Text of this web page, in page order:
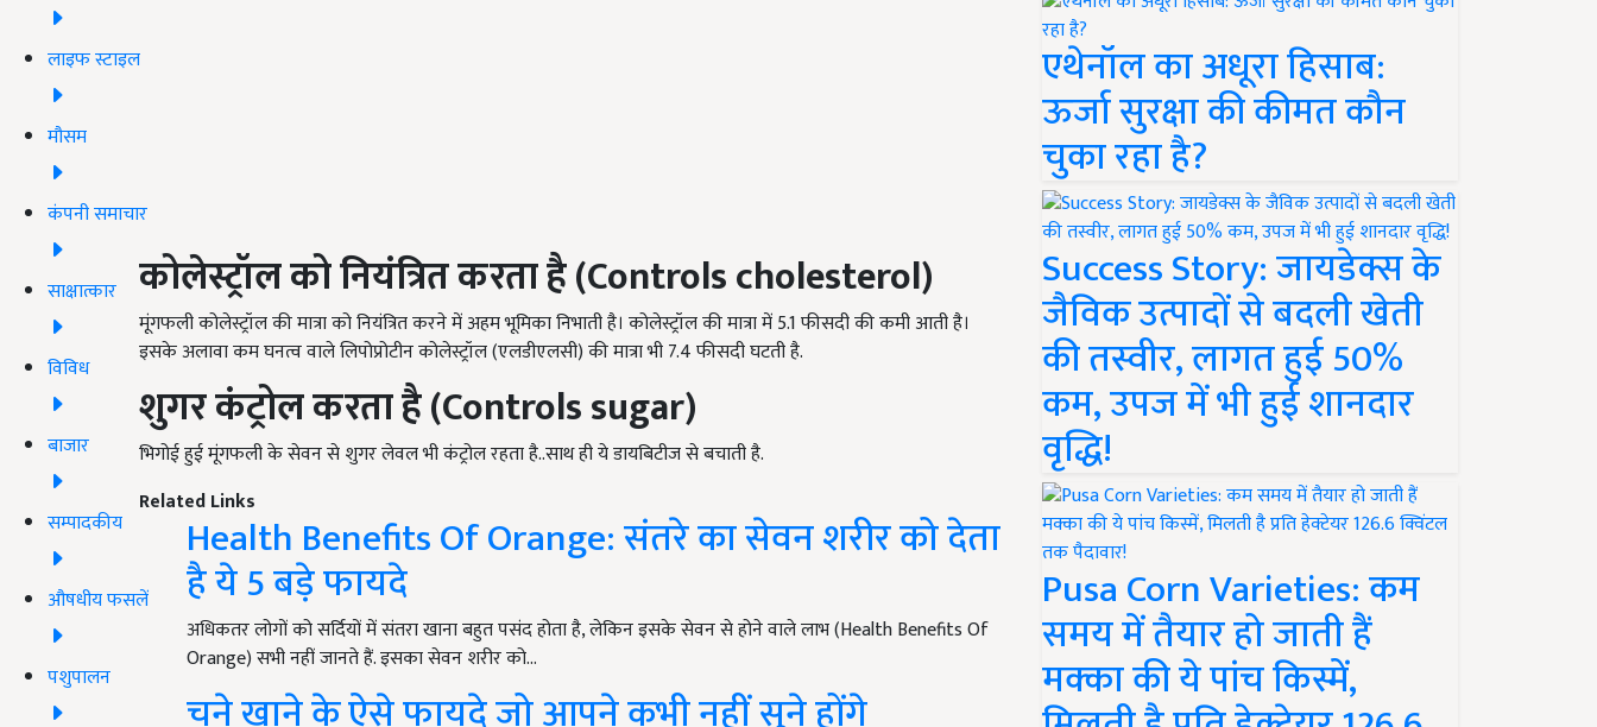
लाइफ स्टाइल
मौसम
कंपनी समाचार
साक्षात्कार
विविध
बाजार
सम्पादकीय
औषधीय फसलें
पशुपालन
कोलेस्ट्रॉल को नियंत्रित करता है (Controls cholesterol)
मूंगफली कोलेस्ट्रॉल की मात्रा को नियंत्रित करने में अहम भूमिका निभाती है। कोलेस्ट्रॉल की मात्रा में 5.1 फीसदी की कमी आती है।
इसके अलावा कम घनत्व वाले लिपोप्रोटीन कोलेस्ट्रॉल (एलडीएलसी) की मात्रा भी 7.4 फीसदी घटती है.
शुगर कंट्रोल करता है (Controls sugar)
भिगोई हुई मूंगफली के सेवन से शुगर लेवल भी कंट्रोल रहता है..साथ ही ये डायबिटीज से बचाती है.
Related Links
Health Benefits Of Orange: संतरे का सेवन शरीर को देता
है ये 5 बड़े फायदे
अधिकतर लोगों को सर्दियों में संतरा खाना बहुत पसंद होता है, लेकिन इसके सेवन से होने वाले लाभ (Health Benefits Of
Orange) सभी नहीं जानते हैं. इसका सेवन शरीर को…
एथेनॉल का अधूरा हिसाब:
ऊर्जा सुरक्षा की कीमत कौन
चुका रहा है?
Success Story: जायडेक्स के
जैविक उत्पादों से बदली खेती
की तस्वीर, लागत हुई 50%
कम, उपज में भी हुई शानदार
वृद्धि!
Pusa Corn Varieties: कम
समय में तैयार हो जाती हैं
मक्का की ये पांच किस्में,